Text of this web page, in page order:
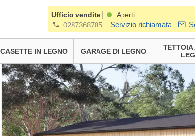
Ufficio vendite Aperti
0287368785 Servizio richiamata
CASETTE IN LEGNO GARAGE DI LEGNO
TETTOIA